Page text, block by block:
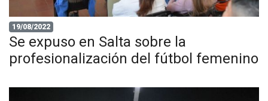
19/08/2022
Se expuso en Salta sobre la
profesionalización del fútbol femenino